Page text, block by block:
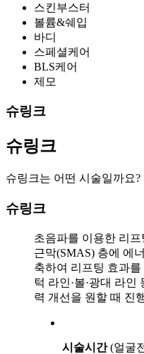
스킨부스터
볼륨&쉐입
바디
스페셜케어
BLS케어
제모
슈링크
슈링크
슈링크는 어떤 시술일까요?
슈링크
초음파를 이용한 리프
근막(SMAS) 층에 에
축하여 리프팅 효과
턱 라인·볼·광대 라
력 개선을 원할 때 진
시술시간 (얼굴